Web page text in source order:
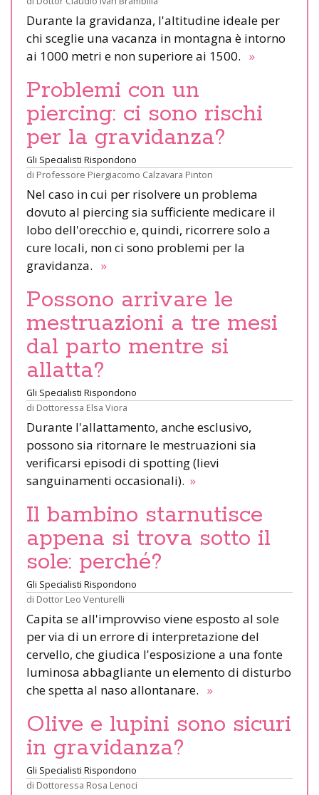
Durante la gravidanza, l'altitudine ideale per
chi sceglie una vacanza in montagna è intorno
ai 1000 metri e non superiore ai 1500. »
Problemi con un
piercing: ci sono rischi
per la gravidanza?
Gli Specialisti Rispondono
di Professore Piergiacomo Calzavara Pinton
Nel caso in cui per risolvere un problema
dovuto al piercing sia sufficiente medicare il
lobo dell'orecchio e, quindi, ricorrere solo a
cure locali, non ci sono problemi per la
gravidanza. »
Possono arrivare le
mestruazioni a tre mesi
dal parto mentre si
allatta?
Gli Specialisti Rispondono
di Dottoressa Elsa Viora
Durante l'allattamento, anche esclusivo,
possono sia ritornare le mestruazioni sia
verificarsi episodi di spotting (lievi
sanguinamenti occasionali). »
Il bambino starnutisce
appena si trova sotto il
sole: perché?
Gli Specialisti Rispondono
di Dottor Leo Venturelli
Capita se all'improvviso viene esposto al sole
per via di un errore di interpretazione del
cervello, che giudica l'esposizione a una fonte
luminosa abbagliante un elemento di disturbo
che spetta al naso allontanare. »
Olive e lupini sono sicuri
in gravidanza?
Gli Specialisti Rispondono
di Dottoressa Rosa Lenoci